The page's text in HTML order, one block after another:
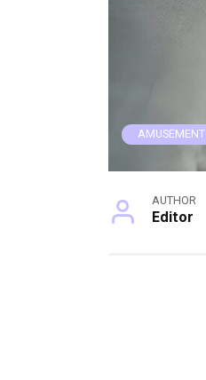
AMUSEMENT
AUTHOR
Editor